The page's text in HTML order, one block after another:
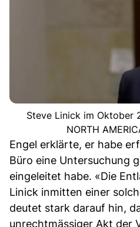
Steve Linick im Oktober
NORTH
Engel erklärte, er habe
Büro eine Untersuchung
eingeleitet habe. «Die
Linick inmitten einer
deutet stark darauf hin,
unrechtmässiger Akt der